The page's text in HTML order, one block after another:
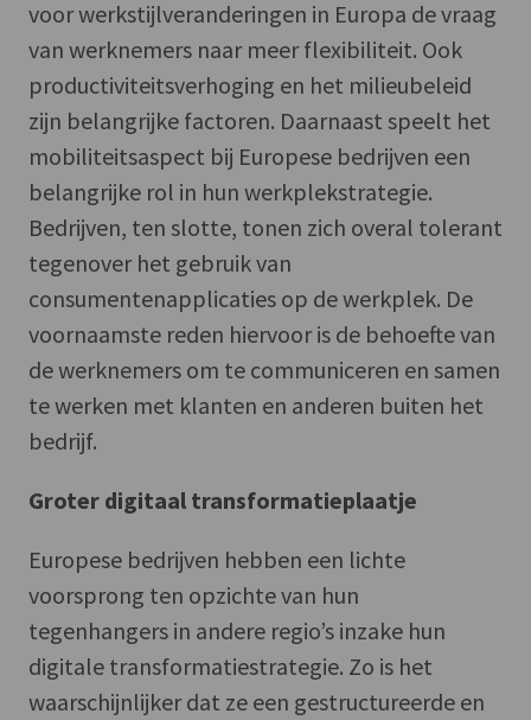
voor werkstijlveranderingen in Europa de vraag
van werknemers naar meer flexibiliteit. Ook
productiviteitsverhoging en het milieubeleid
zijn belangrijke factoren. Daarnaast speelt het
mobiliteitsaspect bij Europese bedrijven een
belangrijke rol in hun werkplekstrategie.
Bedrijven, ten slotte, tonen zich overal tolerant
tegenover het gebruik van
consumentenapplicaties op de werkplek. De
voornaamste reden hiervoor is de behoefte van
de werknemers om te communiceren en samen
te werken met klanten en anderen buiten het
bedrijf.
Groter digitaal transformatieplaatje
Europese bedrijven hebben een lichte
voorsprong ten opzichte van hun
tegenhangers in andere regio’s inzake hun
digitale transformatiestrategie. Zo is het
waarschijnlijker dat ze een gestructureerde en